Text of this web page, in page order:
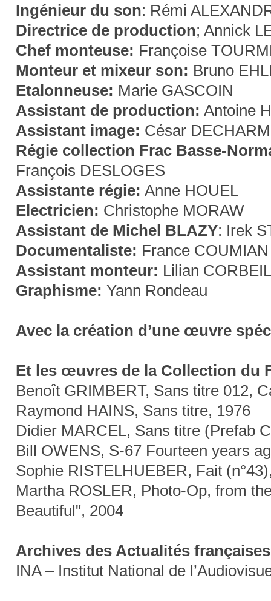
Ingénieur du son: Rémi
Directrice de production; Annick
Chef monteuse: Françoise
Monteur et mixeur son: Bruno
Etalonneuse: Marie GASCOIN
Assistant de production: Antoine
Assistant image: César
Régie collection Frac Basse-
François DESLOGES
Assistante régie: Anne HOUEL
Electricien: Christophe MORAW
Assistant de Michel BLAZY: Irek
Documentaliste: France COUMIAN
Assistant monteur: Lilian
Graphisme: Yann Rondeau
Avec la création d’une œuvre
Et les œuvres de la Collection du
Benoît GRIMBERT, Sans titre 012,
Raymond HAINS, Sans titre, 1976
Didier MARCEL, Sans titre (Prefab
Bill OWENS, S-67 Fourteen years
Sophie RISTELHUEBER, Fait
Martha ROSLER, Photo-Op, from
Beautiful", 2004
Archives des Actualités
INA – Institut National de